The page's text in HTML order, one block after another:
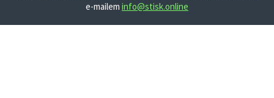
e-mailem info@stisk.online